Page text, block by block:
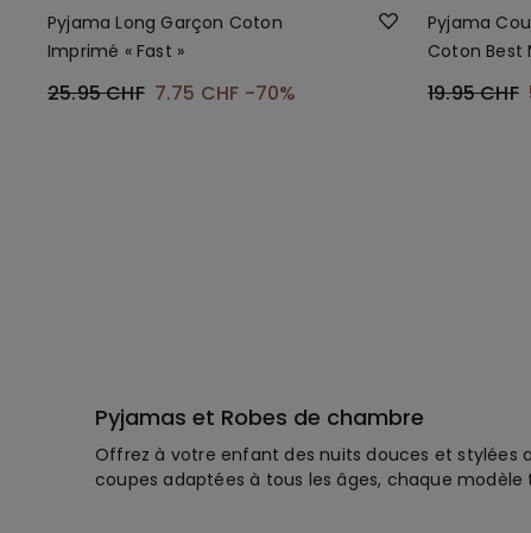
Pyjama Long Garçon Coton
Imprimé « Fast »
25.95 CHF 7.75 CHF -70%
Pyjama
Coton Best
19.95 CHF
Pyjamas et Robes de chambre
Offrez à votre enfant des nuits douces et stylées
coupes adaptées à tous les âges, chaque